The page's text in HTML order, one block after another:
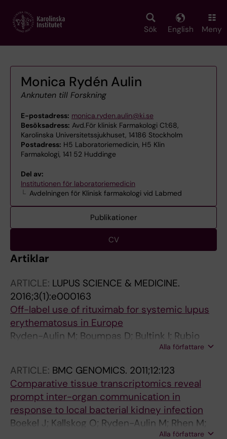
main
Sök English Meny
Monica Rydén Aulin
Anknuten till Forskning
E-postadress: monica.ryden.aulin@ki.se
Besöksadress: Avd.För klinisk Farmakologi C1:68,
Karolinska Universitetssjukhuset, 14186 Stockholm
Postadress: H5 Laboratoriemedicin, H5 Klin
Farmakologi, 141 52 Huddinge
Del av:
Institutionen för laboratoriemedicin
Avdelningen för Klinisk farmakologi vid Labmed
Publikationer
CV
Artiklar
ARTICLE: LUPUS SCIENCE & MEDICINE.
2016;3(1):e000163
Off-label use of rituximab for systemic lupus
erythematosus in Europe
Ryden-Aulin M; Boumpas D; Bultink I; Rubio
JLC; Caminal-Montero L; Castro A; Colodro
C; Gremese E; Houssiau FA; Huizinga T; Inana
M; Isenberg D; Luliano A; Jacobsen S;
Jimenez-Alonso J; Kovacs L; Mariette X;
Mosca M; Nived O; Oristrell J; Ramos-Casals
M; Rascon J; Ruiz-Irastorza G; Saez-Comet L;
Alla författare
ARTICLE: BMC GENOMICS. 2011;12:123
Comparative tissue transcriptomics reveal
prompt inter-organ communication in
response to local bacterial kidney infection
Boekel J; Kallskog O; Ryden-Aulin M; Rhen M;
Alla författare